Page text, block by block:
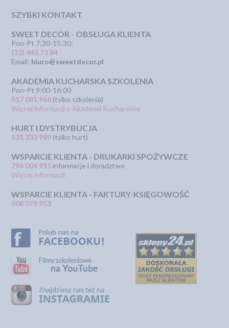
SZYBKI KONTAKT
SWEET DECOR - OBSŁUGA KLIENTA
Pon-Pt 7:30-15:30:
(32) 445 73 84
Email: biuro@sweetdecor.pl
AKADEMIA KUCHARSKA SZKOLENIA
Pon-Pt 9:00-16:00
517 081 966 (tylko szkolenia)
Więcej informacji o Akademii Kucharskiej
HURT I DYSTRYBUCJA
531 333 989 (tylko hurt)
WSPARCIE KLIENTA - DRUKARKI SPOŻYWCZE
796 004 915 informacje i doradztwo
Więcej informacji
WSPARCIE KLIENTA - FAKTURY-KSIĘGOWOŚĆ
508 079 953